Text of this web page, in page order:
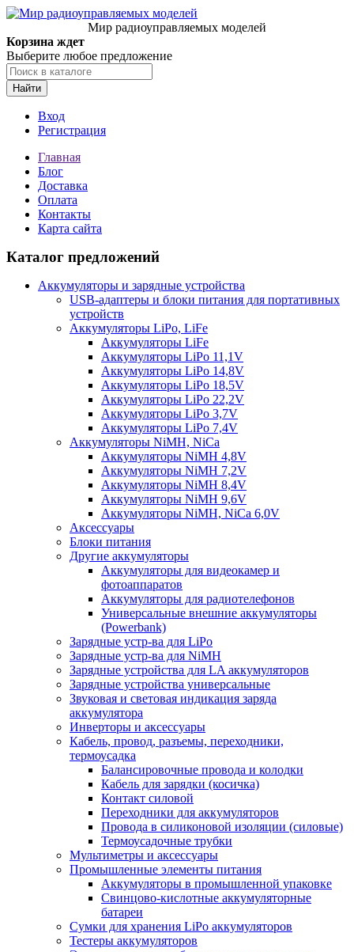
Мир радиоуправляемых моделей
Корзина ждет
Выберите любое предложение
Найти
Вход
Регистрация
Главная
Блог
Доставка
Оплата
Контакты
Карта сайта
Каталог предложений
Аккумуляторы и зарядные устройства
USB-адаптеры и блоки питания для портативных
устройств
Аккумуляторы LiPo, LiFe
Аккумуляторы LiFe
Аккумуляторы LiPo 11,1V
Аккумуляторы LiPo 14,8V
Аккумуляторы LiPo 18,5V
Аккумуляторы LiPo 22,2V
Аккумуляторы LiPo 3,7V
Аккумуляторы LiPo 7,4V
Аккумуляторы NiMH, NiCa
Аккумуляторы NiMH 4,8V
Аккумуляторы NiMH 7,2V
Аккумуляторы NiMH 8,4V
Аккумуляторы NiMH 9,6V
Аккумуляторы NiMH, NiCa 6,0V
Аксессуары
Блоки питания
Другие аккумуляторы
Аккумуляторы для видеокамер и
фотоаппаратов
Аккумуляторы для радиотелефонов
Универсальные внешние аккумуляторы
(Powerbank)
Зарядные устр-ва для LiPo
Зарядные устр-ва для NiMH
Зарядные устройства для LA аккумуляторов
Зарядные устройства универсальные
Звуковая и световая индикация заряда
аккумулятора
Инверторы и аксессуары
Кабель, провод, разъемы, переходники,
термоусадка
Балансировочные провода и колодки
Кабель для зарядки (косичка)
Контакт силовой
Переходники для аккумуляторов
Провода в силиконовой изоляции (силовые)
Термоусадочные трубки
Мультиметры и аксессуары
Промышленные элементы питания
Аккумуляторы в промышленной упаковке
Свинцово-кислотные аккумуляторные
батареи
Сумки для хранения LiPo аккумуляторов
Тестеры аккумуляторов